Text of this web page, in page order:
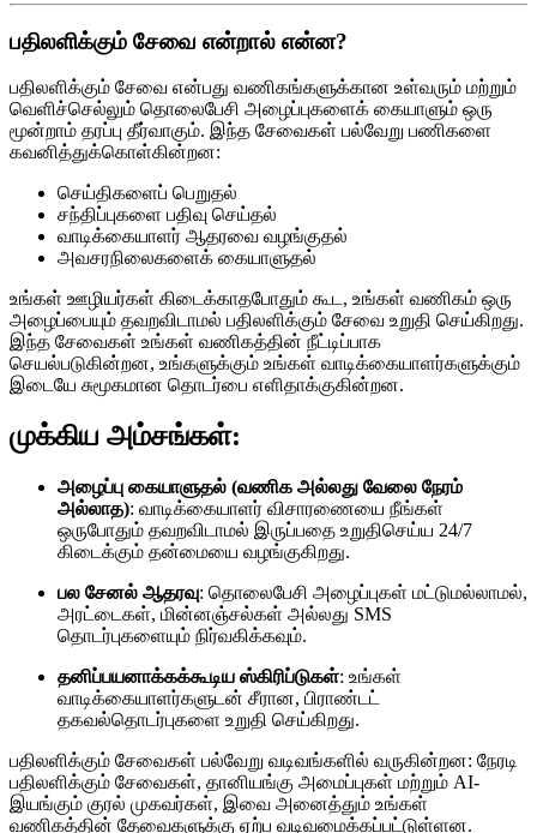
பதிலளிக்கும் சேவை என்றால் என்ன?
பதிலளிக்கும் சேவை என்பது வணிகங்களுக்கான உள்வரும் மற்றும்
வெளிச்செல்லும் தொலைபேசி அழைப்புகளைக் கையாளும் ஒரு
மூன்றாம் தரப்பு தீர்வாகும். இந்த சேவைகள் பல்வேறு பணிகளை
கவனித்துக்கொள்கின்றன:
செய்திகளைப் பெறுதல்
சந்திப்புகளை பதிவு செய்தல்
வாடிக்கையாளர் ஆதரவை வழங்குதல்
அவசரநிலைகளைக் கையாளுதல்
உங்கள் ஊழியர்கள் கிடைக்காதபோதும் கூட, உங்கள் வணிகம் ஒரு
அழைப்பையும் தவறவிடாமல் பதிலளிக்கும் சேவை உறுதி செய்கிறது.
இந்த சேவைகள் உங்கள் வணிகத்தின் நீட்டிப்பாக
செயல்படுகின்றன, உங்களுக்கும் உங்கள் வாடிக்கையாளர்களுக்கும்
இடையே சுமூகமான தொடர்பை எளிதாக்குகின்றன.
முக்கிய அம்சங்கள்:
அழைப்பு கையாளுதல் (வணிக அல்லது வேலை நேரம்
அல்லாத): வாடிக்கையாளர் விசாரணையை நீங்கள்
ஒருபோதும் தவறவிடாமல் இருப்பதை உறுதிசெய்ய 24/7
கிடைக்கும் தன்மையை வழங்குகிறது.
பல சேனல் ஆதரவு: தொலைபேசி அழைப்புகள் மட்டுமல்லாமல்,
அரட்டைகள், மின்னஞ்சல்கள் அல்லது SMS
தொடர்புகளையும் நிர்வகிக்கவும்.
தனிப்பயனாக்கக்கூடிய ஸ்கிரிப்டுகள்: உங்கள்
வாடிக்கையாளர்களுடன் சீரான, பிராண்டட்
தகவல்தொடர்புகளை உறுதி செய்கிறது.
பதிலளிக்கும் சேவைகள் பல்வேறு வடிவங்களில் வருகின்றன: நேரடி
பதிலளிக்கும் சேவைகள், தானியங்கு அமைப்புகள் மற்றும் AI-
இயங்கும் குரல் முகவர்கள், இவை அனைத்தும் உங்கள்
வணிகத்தின் தேவைகளுக்கு ஏற்ப வடிவமைக்கப்பட்டுள்ளன.